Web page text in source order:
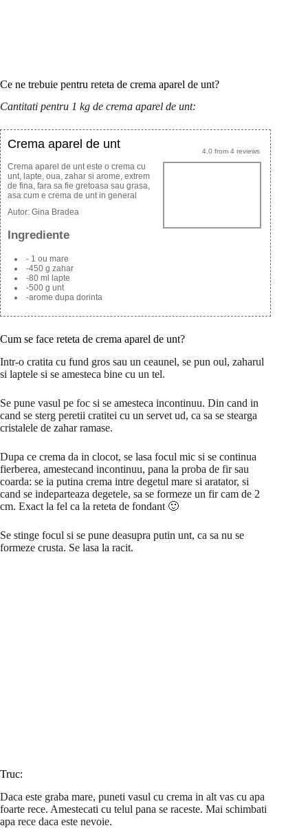
Ce ne trebuie pentru reteta de crema aparel de unt?
Cantitati pentru 1 kg de crema aparel de unt:
4.0 from 4reviews
Crema aparel de unt
Crema aparel de unt este o crema cu
unt, lapte, oua, zahar si arome, extrem
de fina, fara sa fie gretoasa sau grasa,
asa cum e crema de unt in general
Autor: Gina Bradea
Ingrediente
- 1 ou mare
-450 g zahar
-80 ml lapte
-500 g unt
-arome dupa dorinta
Cum se face reteta de crema aparel de unt?
Intr-o cratita cu fund gros sau un ceaunel, se pun oul, zaharul
si laptele si se amesteca bine cu un tel.
Se pune vasul pe foc si se amesteca incontinuu. Din cand in
cand se sterg peretii cratitei cu un servet ud, ca sa se stearga
cristalele de zahar ramase.
Dupa ce crema da in clocot, se lasa focul mic si se continua
fierberea, amestecand incontinuu, pana la proba de fir sau
coarda: se ia putina crema intre degetul mare si aratator, si
cand se indeparteaza degetele, sa se formeze un fir cam de 2
cm. Exact la fel ca la reteta de fondant 🙂
Se stinge focul si se pune deasupra putin unt, ca sa nu se
formeze crusta. Se lasa la racit.
Truc:
Daca este graba mare, puneti vasul cu crema in alt vas cu apa
foarte rece. Amestecati cu telul pana se raceste. Mai schimbati
apa rece daca este nevoie.